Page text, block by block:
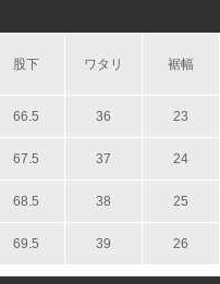
股下 ワタリ 裾幅
66.5 36 23
67.5 37 24
68.5 38 25
69.5 39 26